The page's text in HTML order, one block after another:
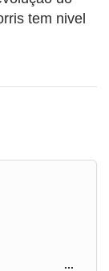
tem nivel
...